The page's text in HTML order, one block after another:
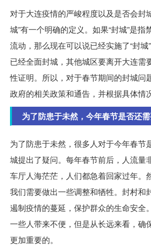
对于大连疫情的严峻程度以及是否会封
城”有一个明确的定义。如果“封城”是指
流动，那么现在可以说已经实施了“封城
已经全面封城，其他城区要离开大连需
性证明。所以，对于春节期间的封城问
政府的相关政策和通告，并根据具体情
为了防患于未然，今年春节是否还
为了防患于未然，很多人对于今年春节
城提出了疑问。每年春节前后，人流量
车厅人海茫茫，人们都急着回家过年。
我们需要做出一些调整和牺牲。封村和
遏制疫情的蔓延，保护群众的生命安全
一些人带来不便，但是从长远来看，确
更加重要的。